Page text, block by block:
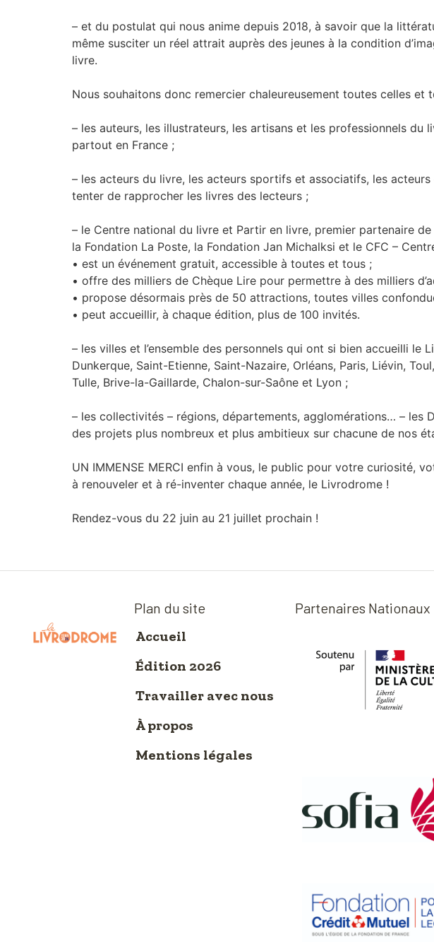
– et du postulat qui nous anime depuis 2018, à savoir que la
même susciter un réel attrait auprès des jeunes à la condition
livre.
Nous souhaitons donc remercier chaleureusement toutes celles
– les auteurs, les illustrateurs, les artisans et les professionnels
partout en France ;
– les acteurs du livre, les acteurs sportifs et associatifs, les
tenter de rapprocher les livres des lecteurs ;
– le Centre national du livre et Partir en livre, premier partenaire
la Fondation La Poste, la Fondation Jan Michalksi et le CFC –
• est un événement gratuit, accessible à toutes et tous ;
• offre des milliers de Chèque Lire pour permettre à des milliers
• propose désormais près de 50 attractions, toutes villes
• peut accueillir, à chaque édition, plus de 100 invités.
– les villes et l’ensemble des personnels qui ont si bien accueilli le
Dunkerque, Saint-Etienne, Saint-Nazaire, Orléans, Paris, Liévin,
Tulle, Brive-la-Gaillarde, Chalon-sur-Saône et Lyon ;
– les collectivités – régions, départements, agglomérations… – les
des projets plus nombreux et plus ambitieux sur chacune de nos
UN IMMENSE MERCI enfin à vous, le public pour votre curiosité,
à renouveler et à ré-inventer chaque année, le Livrodrome !
Rendez-vous du 22 juin au 21 juillet prochain !
Plan du site
Accueil
Édition 2026
Travailler avec nous
À propos
Mentions légales
Partenaires Nationaux